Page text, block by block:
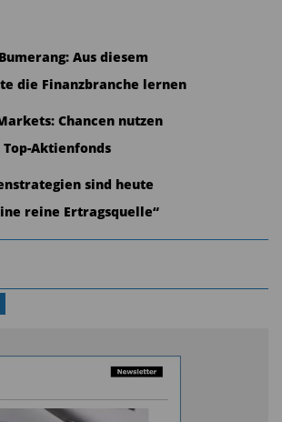
zu denen er die
Anlagestrategie, die sich
auszeichnet, dass sie die
Renditeziele deutlich
von durchschnittlich 7,3
ist für einen Rentenfonds
außergewöhnlich gut.
Aus diesem
die Finanzbranche lernen
Chancen nutzen
Aktienfonds
sind heute
reine Ertragsquelle“